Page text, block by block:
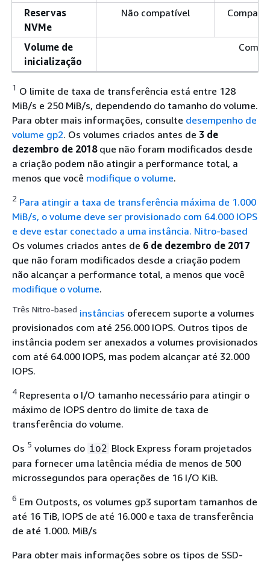
Reservas
NVMe
Não compatível
Volume de
inicialização
1 O limite de taxa de transferência está entre 128
MiB/s e 250 MiB/s, dependendo do tamanho do volume.
Para obter mais informações, consulte desempenho de
volume gp2. Os volumes criados antes de 3 de
dezembro de 2018que não foram modificados desde
a criação podem não atingir a performance total, a
menos que você modifique o volume.
2 Para atingir a taxa de transferência máxima de 1.000
MiB/s, o volume deve ser provisionado com 64.000 IOPS
e deve estar conectado a uma instância. Nitro-based
Os volumes criados antes de 6 de dezembro de 2017
que não foram modificados desde a criação podem
não alcançar a performance total, a menos que você
modifique o volume.
Três Nitro-based instâncias oferecem suporte a volumes
provisionados com até 256.000 IOPS. Outros tipos de
instância podem ser anexados a volumes provisionados
com até 64.000 IOPS, mas podem alcançar até 32.000
IOPS.
4 Representa o I/O tamanho necessário para atingir o
máximo de IOPS dentro do limite de taxa de
transferência do volume.
Os 5 volumes do io2 Block Express foram projetados
para fornecer uma latência média de menos de 500
microssegundos para operações de 16 I/O KiB.
6 Em Outposts, os volumes gp3 suportam tamanhos de
até 16 TiB, IOPS de até 16.000 e taxa de transferência
de até 1.000. MiB/s
Para obter mais informações sobre os tipos de SSD-